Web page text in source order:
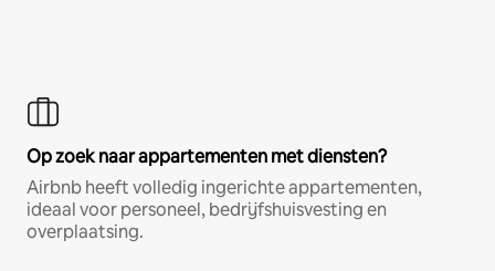
Op zoek naar appartementen met diensten?
Airbnb heeft volledig ingerichte appartementen,
ideaal voor personeel, bedrijfshuisvesting en
overplaatsing.